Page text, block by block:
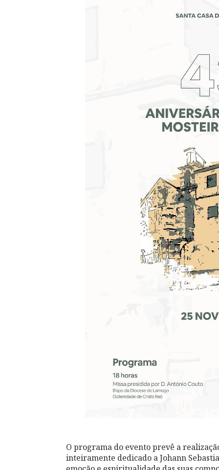
O programa do evento prevê a
inteiramente dedicado a Johann